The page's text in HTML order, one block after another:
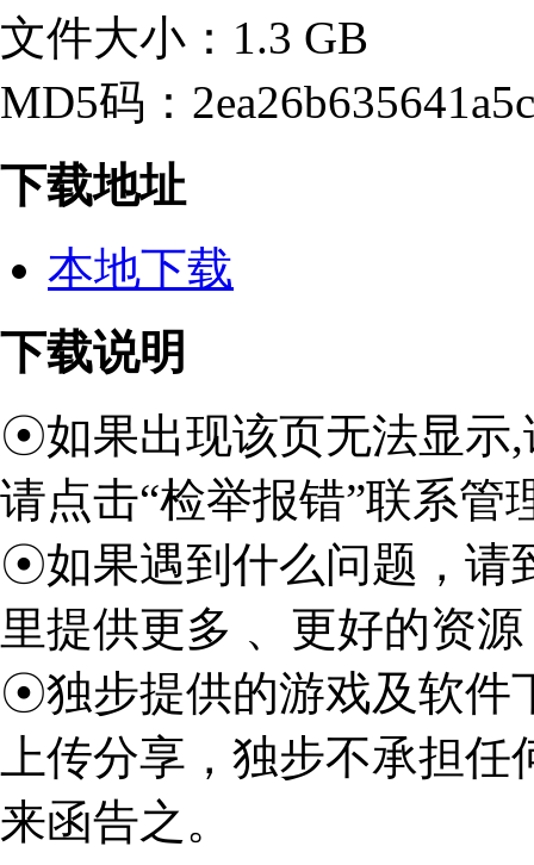
文件大小：1.3 GB
MD5码：
下载地址
本地下载
下载说明
☉如果出现该页无法显示
请点击“检举报错”联系管
☉如果遇到什么问题，请
里提供更多 、更好的资源
☉独步提供的游戏及软件
上传分享，独步不承担
来函告之。